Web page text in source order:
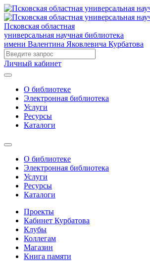
Псковская областная
универсальная научная библиотека
имени Валентина Яковлевича Курбатова
Личный кабинет
О библиотеке
Электронная библиотека
Услуги
Ресурсы
Каталоги
О библиотеке
Электронная библиотека
Услуги
Ресурсы
Каталоги
Проекты
Кабинет Курбатова
Клубы
Коллегам
Магазин
Книга памяти